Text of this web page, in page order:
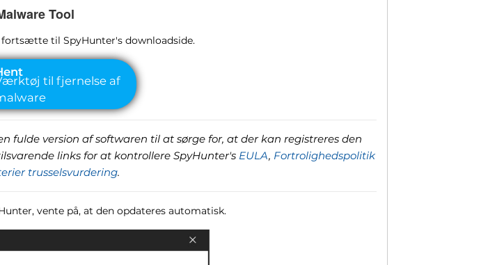
Tool
fortsætte til SpyHunter's downloadside.
fulde version af softwaren til at sørge for, at der kan registreres den
links for at kontrollere SpyHunter's EULA, Fortrolighedspolitik
trusselsvurdering.
vente på, at den opdateres automatisk.